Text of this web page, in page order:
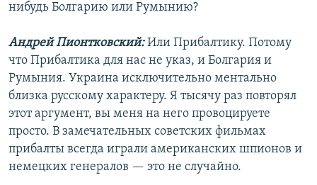
нибудь Болгарию или Румынию?
Андрей Пионтковский:Или Прибалтику. Потому
что Прибалтика для нас не указ, и Болгария и
Румыния. Украина исключительно ментально
близка русскому характеру. Я тысячу раз повторял
этот аргумент, вы меня на него провоцируете
просто. В замечательных советских фильмах
прибалты всегда играли американских шпионов и
немецких генералов — это не случайно.